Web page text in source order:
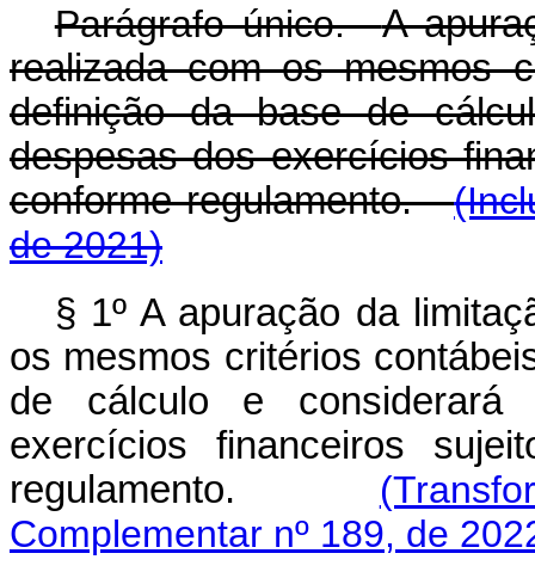
Parágrafo único.A
realizada com os mesmos
definição da base de
despesas dos exercícios
conforme regulamento.
de 2021)
§ 1º A apuração da
os mesmos critérios
de cálculo e
exercícios financeiros
regulamento.
Complementar nº 189, de